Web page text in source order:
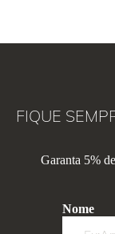
FIQUE
Garanta 5%
Nome